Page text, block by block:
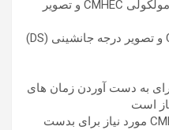
شکل 6. ساختار مولکولی CMHEC و تصویر درجه جانشینی (DS)
شکل 7. غلظت های معمولی CMHEC مورد نیاز برای بدست